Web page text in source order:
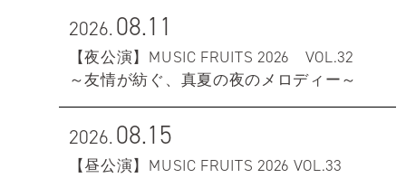
2026.08.11
【夜公演】MUSIC FRUITS 2026 VOL.32
～友情が紡ぐ、真夏の夜のメロディー～
2026.08.15
【昼公演】MUSIC FRUITS 2026 VOL.33